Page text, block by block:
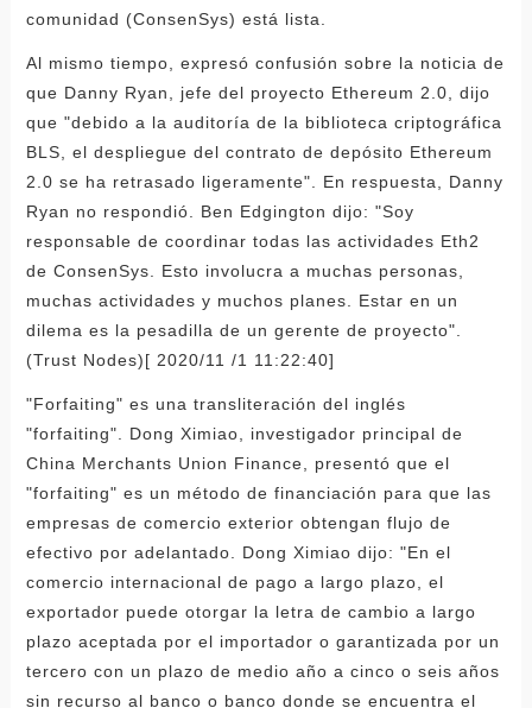
comunidad (ConsenSys) está lista.
Al mismo tiempo, expresó confusión sobre la noticia de
que Danny Ryan, jefe del proyecto Ethereum 2.0, dijo
que "debido a la auditoría de la biblioteca criptográfica
BLS, el despliegue del contrato de depósito Ethereum
2.0 se ha retrasado ligeramente". En respuesta, Danny
Ryan no respondió. Ben Edgington dijo: "Soy
responsable de coordinar todas las actividades Eth2
de ConsenSys. Esto involucra a muchas personas,
muchas actividades y muchos planes. Estar en un
dilema es la pesadilla de un gerente de proyecto".
(Trust Nodes)[ 2020/11 /1 11:22:40]
"Forfaiting" es una transliteración del inglés
"forfaiting". Dong Ximiao, investigador principal de
China Merchants Union Finance, presentó que el
"forfaiting" es un método de financiación para que las
empresas de comercio exterior obtengan flujo de
efectivo por adelantado. Dong Ximiao dijo: "En el
comercio internacional de pago a largo plazo, el
exportador puede otorgar la letra de cambio a largo
plazo aceptada por el importador o garantizada por un
tercero con un plazo de medio año a cinco o seis años
sin recurso al banco o banco donde se encuentra el